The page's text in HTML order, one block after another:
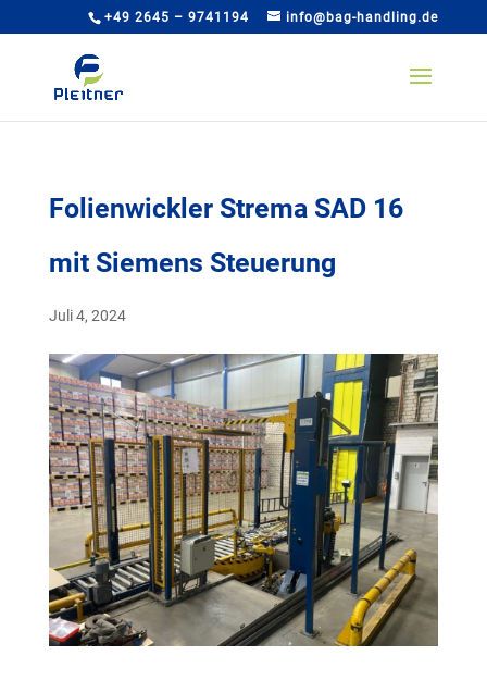
+49 2645 – 9741194 info@bag-handling.de
Folienwickler Strema SAD 16
mit Siemens Steuerung
Juli 4, 2024